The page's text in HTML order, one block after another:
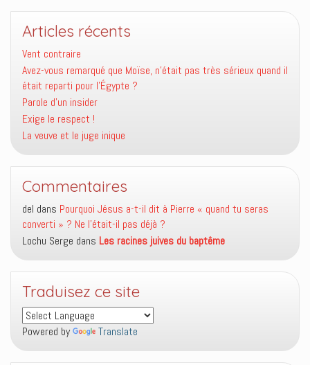
Articles récents
Vent contraire
Avez-vous remarqué que Moïse, n’était pas très sérieux quand il
était reparti pour l’Égypte ?
Parole d’un insider
Exige le respect !
La veuve et le juge inique
Commentaires
del dans Pourquoi Jésus a-t-il dit à Pierre « quand tu seras
converti » ? Ne l’était-il pas déjà ?
Lochu Serge dans Les racines juives du baptême
Traduisez ce site
Powered by Translate